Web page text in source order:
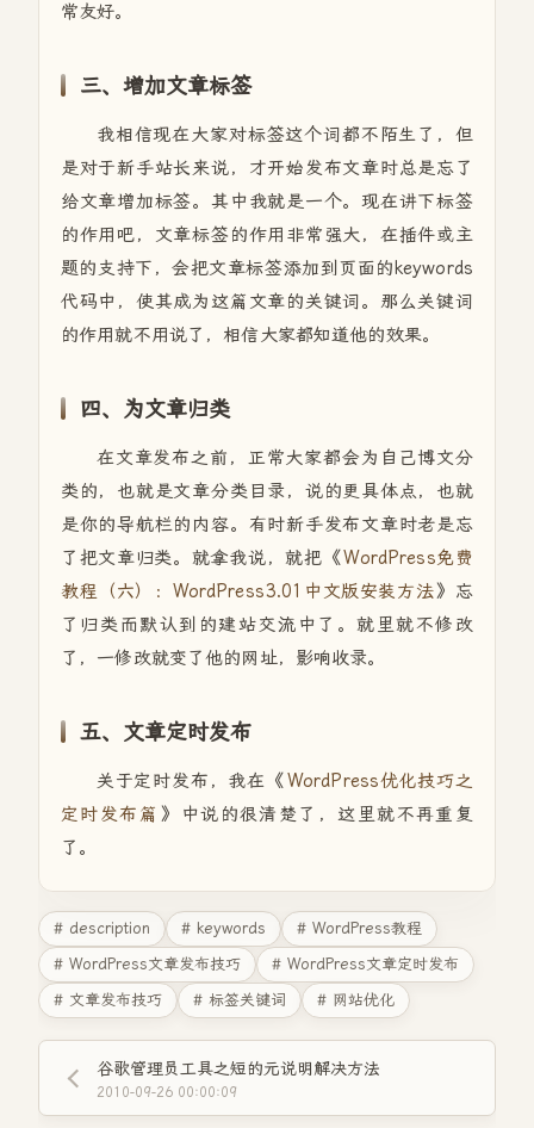
常友好。
三、增加文章标签
我相信现在大家对标签这个词都不陌生了，但
是对于新手站长来说，才开始发布文章时总是忘了
给文章增加标签。其中我就是一个。现在讲下标签
的作用吧，文章标签的作用非常强大，在插件或主
题的支持下，会把文章标签添加到页面的keywords
代码中，使其成为这篇文章的关键词。那么关键词
的作用就不用说了，相信大家都知道他的效果。
四、为文章归类
在文章发布之前，正常大家都会为自己博文分
类的，也就是文章分类目录，说的更具体点，也就
是你的导航栏的内容。有时新手发布文章时老是忘
了把文章归类。就拿我说，就把《WordPress免费
教程（六）：WordPress3.01中文版安装方法》忘
了归类而默认到的建站交流中了。就里就不修改
了，一修改就变了他的网址，影响收录。
五、文章定时发布
关于定时发布，我在《WordPress优化技巧之
定时发布篇 》中说的很清楚了，这里就不再重复
了。
# description # keywords
# WordPress教程
# WordPress文章发布技巧
# WordPress文章定时发布
# 文章发布技巧
# 标签关键词 # 网站优化
谷歌管理员工具之短的元说明解决方法
2010-09-26 00:00:09